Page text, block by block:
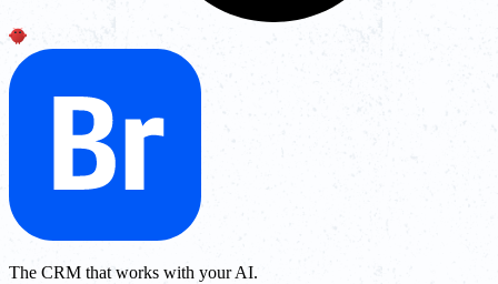
The CRM that works with your AI.